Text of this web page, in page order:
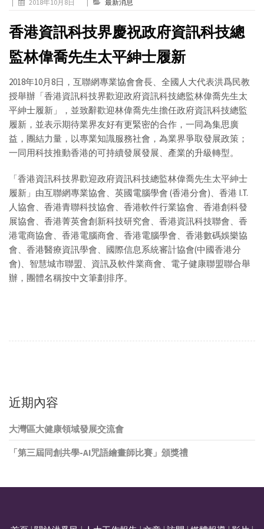
| 2018年10月8日 | 最新消息
香港資訊科技界慶祝政府資訊科技總
監林偉喬先生太平紳士履新
2018年10月8日，互聯網專業協會會長、全國人大代表洪爲民教
授舉辦「香港資訊科技界歡迎政府資訊科技總監林偉喬先生太
平紳士履新」，並致辭歡迎林偉喬先生擔任政府資訊科技總監
履新，並表示期待業界友好有更緊密的合作，一同為集思廣
益，團結力量，以專業知識服務社會，為業界爭取發展政策；
一同用科技推動香港的可持續發展發展、產業的升級轉型。
「香港資訊科技界歡迎政府資訊科技總監林偉喬先生太平紳士
履新」由互聯網專業協會、英國電腦學會 (香港分會)、香港 I.T.
人協會、香港青聯科技協會、香港軟件行業協會、香港創科發
展協會、香港菁英會創新科技研究會、香港資訊科技聯會、香
港電商協會、香港電腦商會、香港電腦學會、香港數碼娛樂協
會、香港醫療資訊學會、國際信息系統審計協會(中國香港分
會)、智慧城市聯盟、資訊及軟件業商會、電子健康聯盟聯合舉
辦，團體名稱按中文筆劃排序。
近期內容
大灣區大健康領域發展交流會
「第三屆同創共學-AI咒語繪畫師比賽」頒獎禮